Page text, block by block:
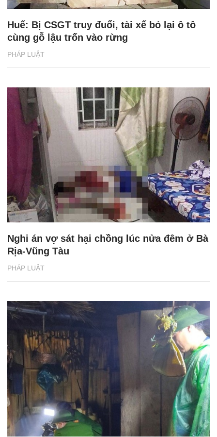
PHÁP LUẬT
Huế: Bị CSGT truy đuổi, tài xế bỏ lại ô tô
cùng gỗ lậu trốn vào rừng
PHÁP LUẬT
Nghi án vợ sát hại chồng lúc nửa đêm ở Bà
Rịa-Vũng Tàu